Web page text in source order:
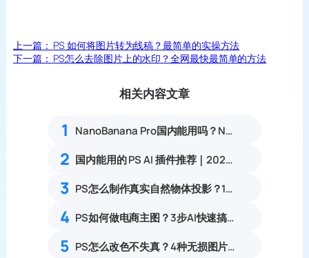
上一篇： PS 如何将图片转为线稿？最简单的实操方法
下一篇： PS怎么去除图片上的水印？全网最快最简单的方法
相关内容文章
1 NanoBanana Pro国内能用吗？Nano banana使用教程
2 国内能用的 PS AI 插件推荐｜2026 4款AI插件最新实测
3 PS怎么制作真实自然物体投影？11步写实合成落地阴影教程
4 PS如何做电商主图？3步AI快速搞定电商主图
5 PS怎么改色不失真？4种无损图片换色方法保留纹理光影